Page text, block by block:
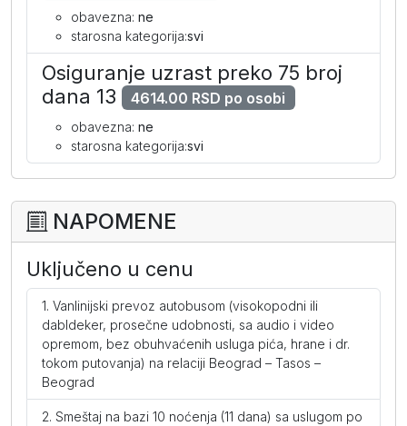
obavezna: ne
starosna kategorija:svi
Osiguranje uzrast preko 75 broj
dana 13
4614.00 RSD po osobi
obavezna: ne
starosna kategorija:svi
NAPOMENE
Uključeno u cenu
Vanlinijski prevoz autobusom (visokopodni ili
dabldeker, prosečne udobnosti, sa audio i video
opremom, bez obuhvaćenih usluga pića, hrane i dr.
tokom putovanja) na relaciji Beograd – Tasos –
Beograd
Smeštaj na bazi 10 noćenja (11 dana) sa uslugom po